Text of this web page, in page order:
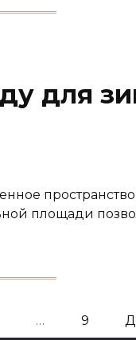
для
площади
… 9